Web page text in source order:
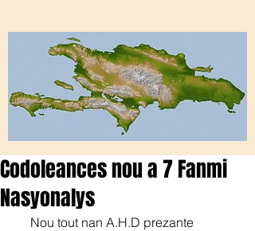
Codoleances nou a 7 Fanmi
Nasyonalys